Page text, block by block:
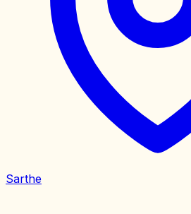
Sarthe